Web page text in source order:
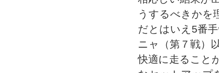
うするべきかを
だとはいえ5番
ニャ（第７戦）
快適に走ること